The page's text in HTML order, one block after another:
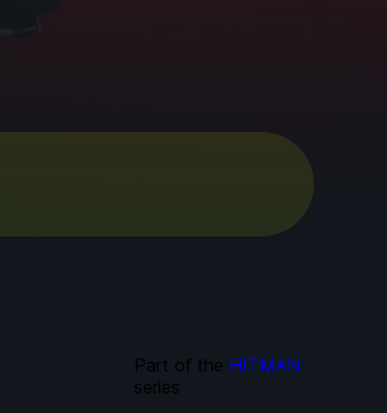
Part of the HITMAN
series